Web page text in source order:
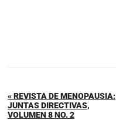
« REVISTA DE MENOPAUSIA:
JUNTAS DIRECTIVAS,
VOLUMEN 8 NO. 2